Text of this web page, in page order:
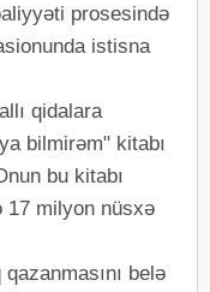
prosesində
istisna
qidalara
bilmirəm" kitabı
bu kitabı
17 milyon nüsxə
belə